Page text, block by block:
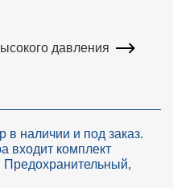
давления
в наличии и под заказ.
входит комплект